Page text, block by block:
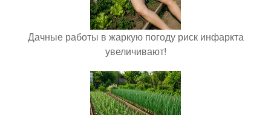
Дачные работы в жаркую погоду риск инфаркта
увеличивают!